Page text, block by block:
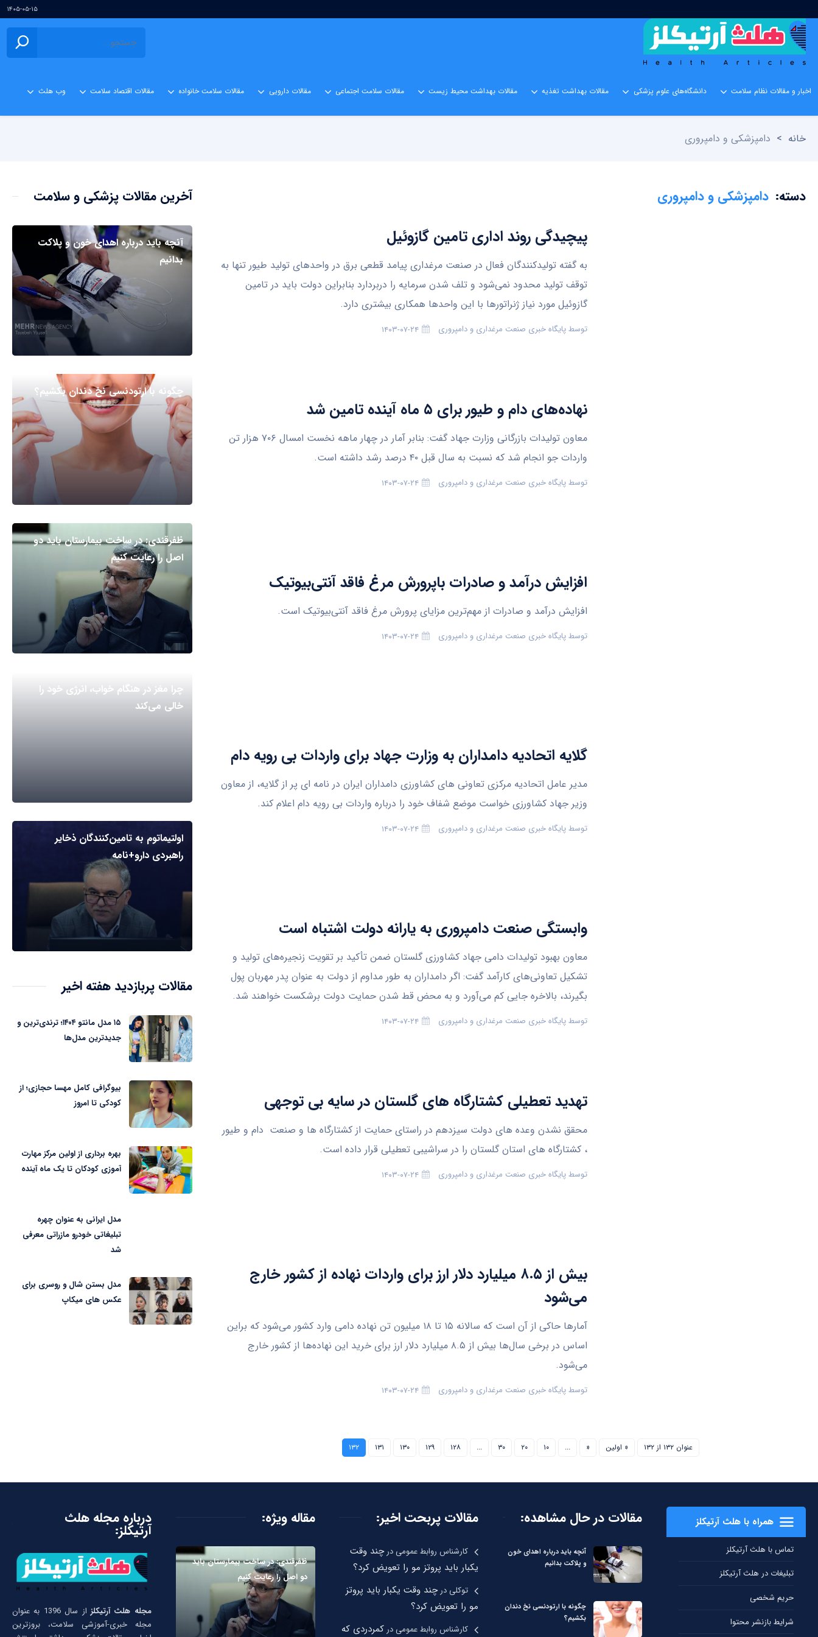
۱۴۰۵-۰۵-۱۵
اخبار و مقالات نظام سلامت دانشگاه‌های علوم پزشکی مقالات بهداشت تغذیه مقالات بهداشت محیط زیست مقالات سلامت اجتماعی مقالات دارویی مقالات سلامت خانواده مقالات اقتصاد سلامت وب هلث
خانه > دامپزشکی و دامپروری
دسته: دامپزشکی و دامپروری
پیچیدگی روند اداری تامین گازوئیل
به گفته تولیدکنندگان فعال در صنعت مرغداری پیامد قطعی برق در واحدهای تولید طیور تنها به
توقف تولید محدود نمی‌شود و تلف شدن سرمایه را دربردارد بنابراین دولت باید در تامین
گازوئیل مورد نیاز ژنراتورها با این واحدها همکاری بیشتری دارد.
توسطپایگاه خبری صنعت مرغداری و دامپروری ۱۴۰۳-۰۷-۲۴
نهاده‌های دام و طیور برای ۵ ماه آینده تامین شد
معاون تولیدات بازرگانی وزارت جهاد گفت: بنابر آمار در چهار ماهه نخست امسال ۷۰۶ هزار تن
واردات جو انجام شد که نسبت به سال قبل ۴۰ درصد رشد داشته است.
توسطپایگاه خبری صنعت مرغداری و دامپروری ۱۴۰۳-۰۷-۲۴
افزایش درآمد و صادرات باپرورش مرغ فاقد آنتی‌بیوتیک
افزایش درآمد و صادرات از مهم‌ترین مزایای پرورش مرغ فاقد آنتی‌بیوتیک است.
توسطپایگاه خبری صنعت مرغداری و دامپروری ۱۴۰۳-۰۷-۲۴
گلایه اتحادیه دامداران به وزارت جهاد برای واردات بی رویه دام
مدیر عامل اتحادیه مرکزی تعاونی های کشاورزی دامداران ایران در نامه ای پر از گلایه، از معاون
وزیر جهاد کشاورزی خواست موضع شفاف خود را درباره واردات بی رویه دام اعلام کند.
توسطپایگاه خبری صنعت مرغداری و دامپروری ۱۴۰۳-۰۷-۲۴
وابستگی صنعت دامپروری به یارانه دولت اشتباه است
معاون بهبود تولیدات دامی جهاد کشاورزی گلستان ضمن تأکید بر تقویت زنجیره‌های تولید و
تشکیل تعاونی‌های کارآمد گفت: اگر دامداران به طور مداوم از دولت به عنوان پدر مهربان پول
بگیرند، بالاخره جایی کم می‌آورد و به محض قط شدن حمایت دولت برشکست خواهند شد.
توسطپایگاه خبری صنعت مرغداری و دامپروری ۱۴۰۳-۰۷-۲۴
تهدید تعطیلی کشتارگاه های گلستان در سایه بی توجهی
محقق نشدن وعده های دولت سیزدهم در راستای حمایت از کشتارگاه ها و صنعت دام و طیور
، کشتارگاه های استان گلستان را در سراشیبی تعطیلی قرار داده است.
توسطپایگاه خبری صنعت مرغداری و دامپروری ۱۴۰۳-۰۷-۲۴
بیش از ۸.۵ میلیارد دلار ارز برای واردات نهاده از کشور خارج
می‌شود
آمار‌ها حاکی از آن است که سالانه ۱۵ تا ۱۸ میلیون تن نهاده دامی وارد کشور می‌شود که براین
اساس در برخی سال‌ها بیش از ۸.۵ میلیارد دلار ارز برای خرید این نهاده‌ها از کشور خارج
می‌شود.
توسطپایگاه خبری صنعت مرغداری و دامپروری ۱۴۰۳-۰۷-۲۴
عنوان ۱۳۲ از ۱۳۲ « اولین «
... ۱۰ ۲۰ ۳۰ ... ۱۲۸ ۱۲۹ ۱۳۰ ۱۳۱ ۱۳۲
آخرین مقالات پزشکی و سلامت
آنچه باید درباره اهدای خون و پلاکت
بدانیم
چگونه با ارتودنسی نخ دندان بکشیم؟
ظفرقندی: در ساخت بیمارستان باید دو
اصل را رعایت کنیم
چرا مغز در هنگام خواب، انرژی خود را
خالی می‌کند
اولتیماتوم به تامین‌کنندگان ذخایر
راهبردی دارو+نامه
مقالات پربازدید هفته اخیر
۱۵ مدل مانتو ۱۴۰۴؛ ترندی‌ترین و
جدیدترین مدل‌ها
بیوگرافی کامل مهسا حجازی؛ از
کودکی تا امروز
بهره برداری از اولین مرکز مهارت
آموزی کودکان تا یک ماه آینده
مدل ایرانی به عنوان چهره
تبلیغاتی خودرو مازراتی معرفی
شد
مدل بستن شال و روسری برای
عکس های میکاپ
همراه با هلث آرتیکلز
تماس با هلث آرتیکلز
تبلیغات در هلث آرتیکلز
حریم شخصی
شرایط بازنشر محتوا
مقالات در حال مشاهده:
آنچه باید درباره اهدای خون
و پلاکت بدانیم
چگونه با ارتودنسی نخ دندان
بکشیم؟
مقالات پربحت اخیر:
کارشناس روابط عمومیدرچند وقت
یکبار باید پروتز مو را تعویض کرد؟
توکلیدرچند وقت یکبار باید پروتز
مو را تعویض کرد؟
کارشناس روابط عمومیدر کمردردی که
مقاله ویژه:
ظفرقندی: در ساخت بیمارستان باید
دو اصل را رعایت کنیم
درباره مجله هلث
آرتیکلز:
مجله هلث آرتیکلز
از سال 1396 به عنوان
مجله خبری-آموزشی سلامت، بروزترین